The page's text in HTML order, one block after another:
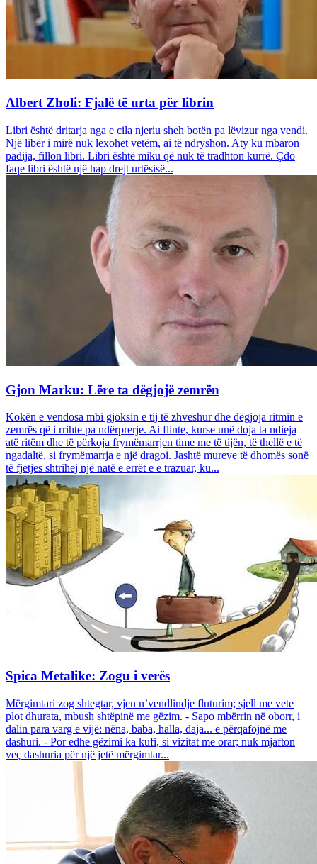
Albert Zholi: Fjalë të urta për librin
Libri është dritarja nga e cila njeriu sheh botën pa lëvizur nga vendi.
Një libër i mirë nuk lexohet vetëm, ai të ndryshon. Aty ku mbaron
padija, fillon libri. Libri është miku që nuk të tradhton kurrë. Çdo
faqe libri është një hap drejt urtësisë...
Gjon Marku: Lëre ta dëgjojë zemrën
Kokën e vendosa mbi gjoksin e tij të zhveshur dhe dëgjoja ritmin e
zemrës që i rrihte pa ndërprerje. Ai flinte, kurse unë doja ta ndieja
atë ritëm dhe të përkoja frymëmarrjen time me të tijën, të thellë e të
ngadaltë, si frymëmarrja e një dragoi. Jashtë mureve të dhomës sonë
të fjetjes shtrihej një natë e errët e e trazuar, ku...
Spica Metalike: Zogu i verës
Mërgimtari zog shtegtar, vjen n’vendlindje fluturim; sjell me vete
plot dhurata, mbush shtëpinë me gëzim. - Sapo mbërrin në oborr, i
dalin para varg e vijë: nëna, baba, halla, daja... e përqafojnë me
dashuri. - Por edhe gëzimi ka kufi, si vizitat me orar; nuk mjafton
veç dashuria për një jetë mërgimtar...